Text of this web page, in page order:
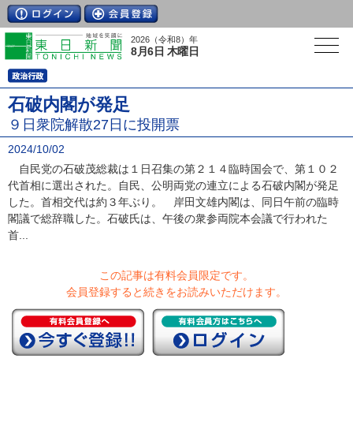
2026（令和8）年
8月6日 木曜日
石破内閣が発足
９日衆院解散27日に投開票
2024/10/02
自民党の石破茂総裁は１日召集の第２１４臨時国会で、第１０２
代首相に選出された。自民、公明両党の連立による石破内閣が発足
した。首相交代は約３年ぶり。 岸田文雄内閣は、同日午前の臨時
閣議で総辞職した。石破氏は、午後の衆参両院本会議で行われた
首...
この記事は有料会員限定です。
会員登録すると続きをお読みいただけます。